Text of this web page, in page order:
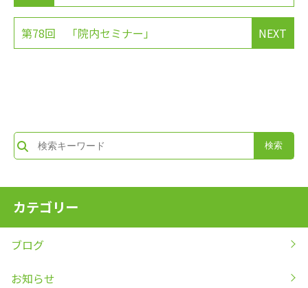
NEXT
第78回 「院内セミナー」
カテゴリー
ブログ
お知らせ